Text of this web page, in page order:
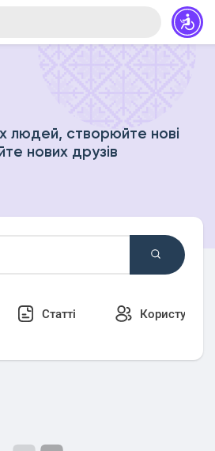
людей, створюйте нові
нових друзів
Статті Користувачі